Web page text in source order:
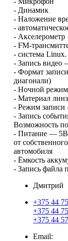
- Динамик
- Наложение
-
- Акселерометр
- FM-
- система Linux.
- Запись видео
- Формат
диагонали)
- Ночной
- Материал
- Режим записи
- Запись
Возможность
- Питание — 5В,
от
автомобиля
- Ёмкость
- Запись файла
Дмитрий
+375 44
+375 44
+375 44
Email: